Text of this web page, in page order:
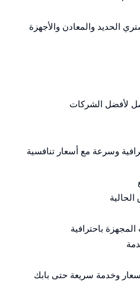
الحديد والمعادن والأجهزة
لأفضل الشركات
وسرعة مع أسعار تنافسية
باحترافية
وخدمة سريعة حتى بابك